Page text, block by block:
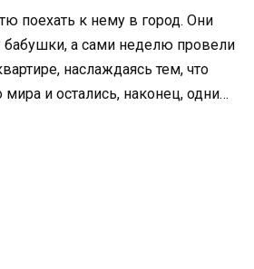
поехать к нему в город. Они
бабушки, а сами неделю провели
наслаждаясь тем, что
мира и остались, наконец, одни…